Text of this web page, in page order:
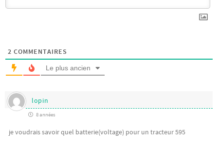
2 COMMENTAIRES
Le plus ancien
lopin
8 années
je voudrais savoir quel batterie(voltage) pour un tracteur 595